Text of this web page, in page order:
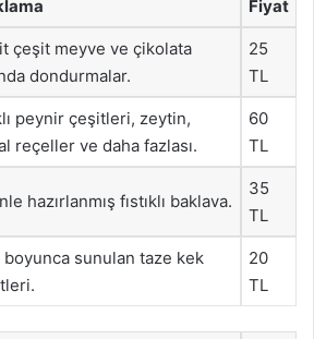
Fiyat
çeşit meyve ve çikolata
dondurmalar.
25
TL
peynir çeşitleri, zeytin,
reçeller ve daha fazlası.
60
TL
hazırlanmış fıstıklı baklava.
35
TL
boyunca sunulan taze kek
20
TL